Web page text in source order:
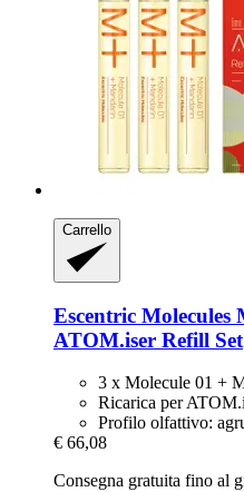
Carrello
Escentric Molecules
ATOM.iser Refill Set
3 x Molecule 01 +
Ricarica per
Profilo olfattivo:
€ 66,08
Consegna gratuita fino al